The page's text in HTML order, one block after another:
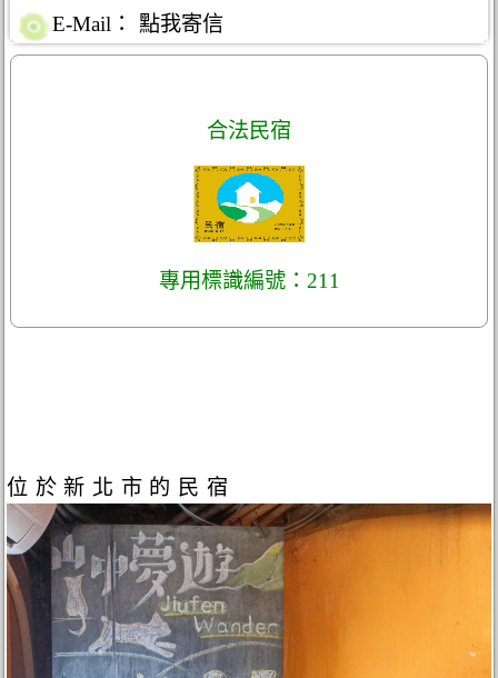
E-Mail： 點我寄信
合法民宿
專用標識編號：211
位於新北市的民宿